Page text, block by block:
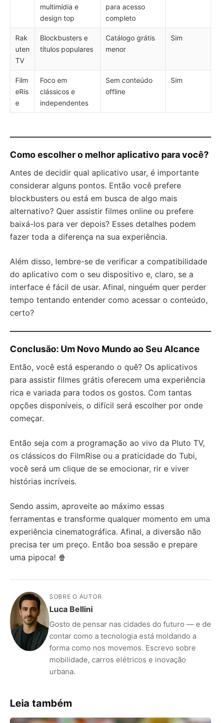
multimídia e
design top
para acesso
completo
Rak
uten
TV
Blockbusters e
títulos populares
Catálogo grátis
menor
Sim
Film
eRis
e
Foco em
clássicos e
independentes
Sem conteúdo
offline
Sim
Como escolher o melhor aplicativo para você?
Antes de decidir qual aplicativo usar, é importante
considerar alguns pontos. Então você prefere
blockbusters ou está em busca de algo mais
alternativo? Quer assistir filmes online ou prefere
baixá-los para ver depois? Esses detalhes podem
fazer toda a diferença na sua experiência.
Além disso, lembre-se de verificar a compatibilidade
do aplicativo com o seu dispositivo e, claro, se a
interface é fácil de usar. Afinal, ninguém quer perder
tempo tentando entender como acessar o conteúdo,
certo?
Conclusão: Um Novo Mundo ao Seu Alcance
Então, você está esperando o quê? Os aplicativos
para assistir filmes grátis oferecem uma experiência
rica e variada para todos os gostos. Com tantas
opções disponíveis, o difícil será escolher por onde
começar.
Então seja com a programação ao vivo da Pluto TV,
os clássicos do FilmRise ou a praticidade do Tubi,
você será um clique de se emocionar, rir e viver
histórias incríveis.
Sendo assim, aproveite ao máximo essas
ferramentas e transforme qualquer momento em uma
experiência cinematográfica. Afinal, a diversão não
precisa ter um preço. Então boa sessão e prepare
uma pipoca! 🍿
SOBRE O AUTOR
Luca Bellini
Gosto de pensar nas cidades do futuro — e de
contar como a tecnologia está moldando a
forma como nos movemos. Escrevo sobre
mobilidade, carros elétricos e inovação
urbana.
Leia também